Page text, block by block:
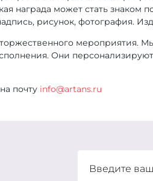
награда может стать
рисунок, фотография.
мероприятия.
Они
почту info@artans.ru